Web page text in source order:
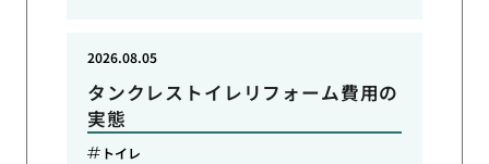
タンクレストイレリフォーム費用の
実態
2026.08.05
トイレ